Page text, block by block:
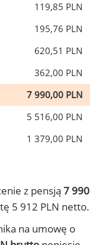
119,85 PLN
195,76 PLN
620,51 PLN
362,00 PLN
7 990,00 PLN
5 516,00 PLN
1 379,00 PLN
z pensją 7 990
5 912 PLN netto.
na umowę o